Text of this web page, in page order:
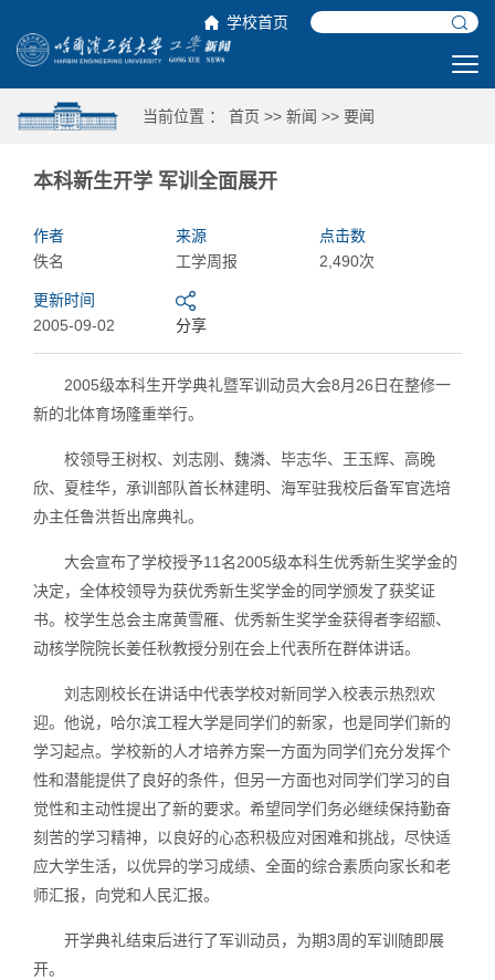
学校首页
当前位置 ： 首页 >> 新闻 >> 要闻
本科新生开学 军训全面展开
作者
佚名
来源
工学周报
点击数
2,490次
更新时间
2005-09-02
分享
2005级本科生开学典礼暨军训动员大会8月26日在整修一
新的北体育场隆重举行。
校领导王树权、刘志刚、魏潾、毕志华、王玉辉、高晚
欣、夏桂华，承训部队首长林建明、海军驻我校后备军官选培
办主任鲁洪哲出席典礼。
大会宣布了学校授予11名2005级本科生优秀新生奖学金的
决定，全体校领导为获优秀新生奖学金的同学颁发了获奖证
书。校学生总会主席黄雪雁、优秀新生奖学金获得者李绍颛、
动核学院院长姜任秋教授分别在会上代表所在群体讲话。
刘志刚校长在讲话中代表学校对新同学入校表示热烈欢
迎。他说，哈尔滨工程大学是同学们的新家，也是同学们新的
学习起点。学校新的人才培养方案一方面为同学们充分发挥个
性和潜能提供了良好的条件，但另一方面也对同学们学习的自
觉性和主动性提出了新的要求。希望同学们务必继续保持勤奋
刻苦的学习精神，以良好的心态积极应对困难和挑战，尽快适
应大学生活，以优异的学习成绩、全面的综合素质向家长和老
师汇报，向党和人民汇报。
开学典礼结束后进行了军训动员，为期3周的军训随即展
开。